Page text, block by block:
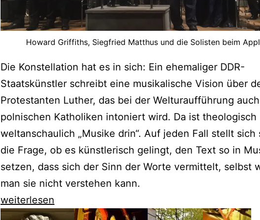
Howard Griffiths, Siegfried Matthus und die Solisten beim
Die Konstellation hat es in sich: Ein ehemaliger DDR-
Staatskünstler schreibt eine musikalische Vision über
Protestanten Luther, das bei der Welturaufführung
polnischen Katholiken intoniert wird. Da ist theologisch
weltanschaulich „Musike drin“. Auf jeden Fall stellt sich
die Frage, ob es künstlerisch gelingt, den Text so in
setzen, dass sich der Sinn der Worte vermittelt, selbst
man sie nicht verstehen kann.
Bei
Matthus
weiterlesen